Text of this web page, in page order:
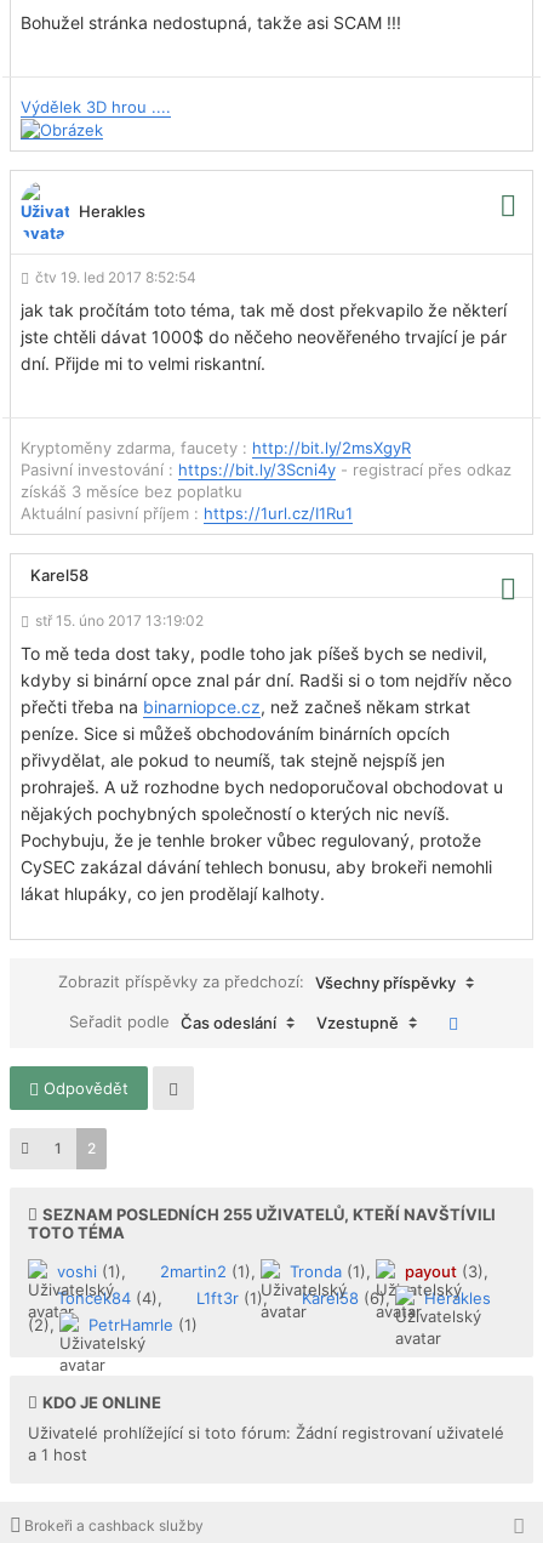
Bohužel stránka nedostupná, takže asi SCAM !!!
Výdělek 3D hrou ....
Herakles
čtv 19. led 2017 8:52:54
jak tak pročítám toto téma, tak mě dost překvapilo že některí
jste chtěli dávat 1000$ do něčeho neověřeného trvající je pár
dní. Přijde mi to velmi riskantní.
Kryptoměny zdarma, faucety : http://bit.ly/2msXgyR
Pasivní investování : https://bit.ly/3Scni4y - registrací přes odkaz
získáš 3 měsíce bez poplatku
Aktuální pasivní příjem : https://1url.cz/I1Ru1
Karel58
stř 15. úno 2017 13:19:02
To mě teda dost taky, podle toho jak píšeš bych se nedivil,
kdyby si binární opce znal pár dní. Radši si o tom nejdřív něco
přečti třeba na binarniopce.cz, než začneš někam strkat
peníze. Sice si můžeš obchodováním binárních opcích
přivydělat, ale pokud to neumíš, tak stejně nejspíš jen
prohraješ. A už rozhodne bych nedoporučoval obchodovat u
nějakých pochybných společností o kterých nic nevíš.
Pochybuju, že je tenhle broker vůbec regulovaný, protože
CySEC zakázal dávání tehlech bonusu, aby brokeři nemohli
lákat hlupáky, co jen prodělají kalhoty.
Zobrazit příspěvky za předchozí:
Všechny příspěvky
Seřadit podle
Čas odeslání Vzestupně
Odpovědět
1 2
SEZNAM POSLEDNÍCH 255UŽIVATELŮ, KTEŘÍ NAVŠTÍVILI
TOTO TÉMA
voshi (1), 2martin2 (1), Tronda (1), payout (3),
Toncek84 (4), L1ft3r (1), Karel58 (6),
Herakles
(2),
PetrHamrle (1)
KDO JE ONLINE
Uživatelé prohlížející si toto fórum: Žádní registrovaní uživatelé
a 1 host
Brokeři a cashback služby